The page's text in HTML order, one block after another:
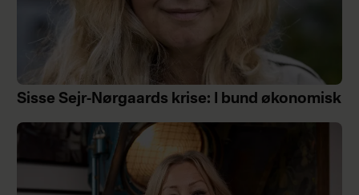
Sisse Sejr-Nørgaards krise: I bund økonomisk